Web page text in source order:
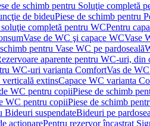
de schimb pentru Soluţie completă
de bideuPiese de schimb pentru
completă pentru WCPentru
Vase de WC şi capace WCVase
pentru Vase WC pe pardoseală
aparente pentru WC-uri, din
WC-uri varianta ComfortVas de
verticală extinsCapace WC varianta
WC pentru copiiPiese de schimb
WC pentru copiiPiese de schimb
Bideuri suspendateBideuri pe
acţionarePentru rezervor încastrat